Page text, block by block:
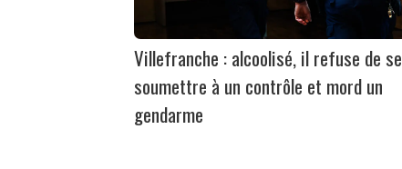
Villefranche : alcoolisé, il refuse de se
soumettre à un contrôle et mord un
gendarme